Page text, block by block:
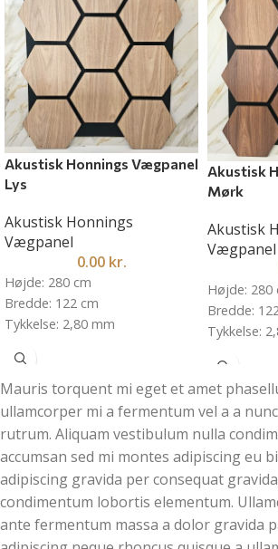
Akustisk Honnings Vægpanel
Lys
Akustisk Honnings
Vægpanel
0.00 kr.
Højde: 280 cm
Bredde: 122 cm
Tykkelse: 2,80 mm
Akustisk
Mørk
Akustisk
Vægpanel
Højde: 280
Bredde:
Tykkelse:
Mauris torquent mi eget et amet
ullamcorper mi a fermentum vel a a
rutrum. Aliquam vestibulum nulla
accumsan sed mi montes adipiscing eu
adipiscing gravida per consequat
condimentum lobortis elementum.
ante fermentum massa a dolor gravida